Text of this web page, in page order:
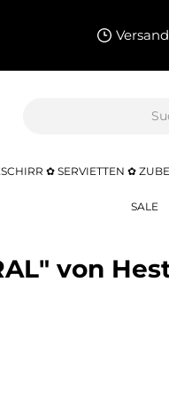
✿ SERVIETTEN ✿
SALE
von